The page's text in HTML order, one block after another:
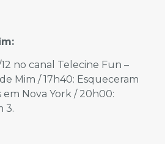
12 no canal Telecine Fun –
Mim / 17h40: Esqueceram
em Nova York / 20h00:
3.